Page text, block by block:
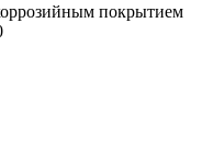
покрытием